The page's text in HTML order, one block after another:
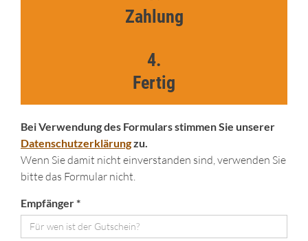
Zahlung
4.
Fertig
Bei Verwendung des Formulars stimmen Sie unserer
Datenschutzerklärungzu.
Wenn Sie damit nicht einverstanden sind, verwenden Sie
bitte das Formular nicht.
Empfänger *